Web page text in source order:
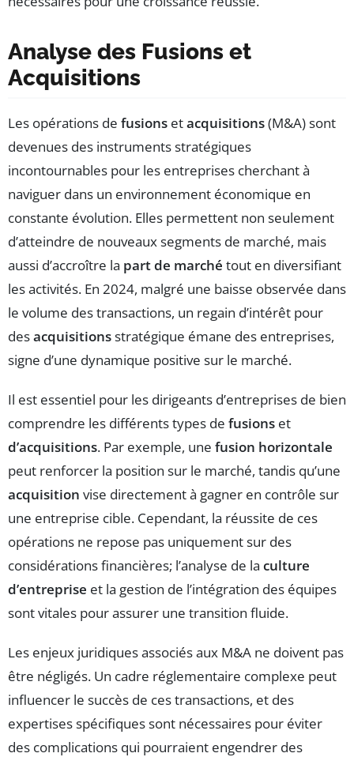
Analyse des Fusions et
Acquisitions
Les opérations de fusions etacquisitions(M&A) sont
devenues des instruments stratégiques
incontournables pour les entreprises cherchant à
naviguer dans un environnement économique en
constante évolution. Elles permettent non seulement
d’atteindre de nouveaux segments de marché, mais
aussi d’accroître la part de marché tout en diversifiant
les activités. En 2024, malgré une baisse observée dans
le volume des transactions, un regain d’intérêt pour
desacquisitionsstratégique émane des entreprises,
signe d’une dynamique positive sur le marché.
Il est essentiel pour les dirigeants d’entreprises de bien
comprendre les différents types de fusions et
d’acquisitions. Par exemple, une fusion horizontale
peut renforcer la position sur le marché, tandis qu’une
acquisition vise directement à gagner en contrôle sur
une entreprise cible. Cependant, la réussite de ces
opérations ne repose pas uniquement sur des
considérations financières; l’analyse de la culture
d’entreprise et la gestion de l’intégration des équipes
sont vitales pour assurer une transition fluide.
Les enjeux juridiques associés aux M&A ne doivent pas
être négligés. Un cadre réglementaire complexe peut
influencer le succès de ces transactions, et des
expertises spécifiques sont nécessaires pour éviter
des complications qui pourraient engendrer des